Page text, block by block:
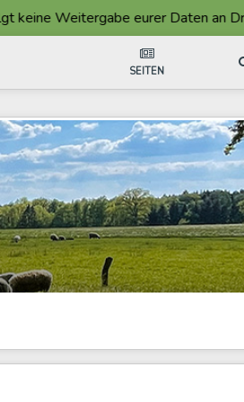
Weitergabe eurer Daten an Dritte.
SEITEN